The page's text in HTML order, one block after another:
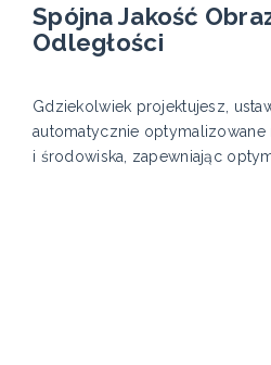
Spójna Jakość
Odległości
Gdziekolwiek projektujesz,
automatycznie optymalizowane
i środowiska, zapewniając